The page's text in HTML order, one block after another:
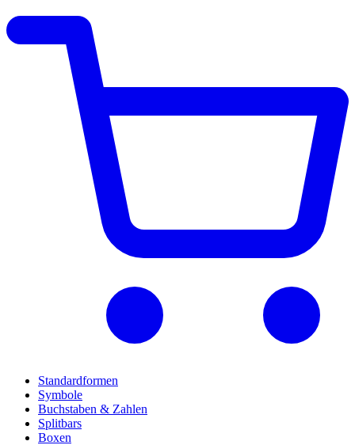
Standardformen
Symbole
Buchstaben & Zahlen
Splitbars
Boxen